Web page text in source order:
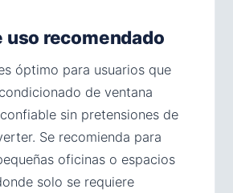
uso recomendado
óptimo para usuarios que
de ventana
sin pretensiones de
Se recomienda para
oficinas o espacios
solo se requiere